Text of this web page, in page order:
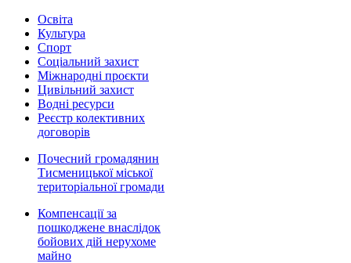
Освіта
Культура
Спорт
Соціальний захист
Міжнародні проєкти
Цивільний захист
Водні ресурси
Реєстр колективних
договорів
Почесний громадянин
Тисменицької міської
територіальної громади
Компенсації за
пошкоджене внаслідок
бойових дій нерухоме
майно